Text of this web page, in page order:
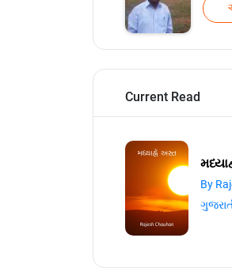
Current Read
By